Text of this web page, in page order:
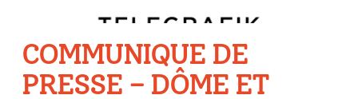
COMMUNIQUE DE
PRESSE – DÔME ET